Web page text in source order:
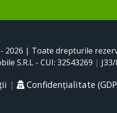
2026 | Toate drepturile
S.R.L - CUI: 32543269 |
| Confidențialitate